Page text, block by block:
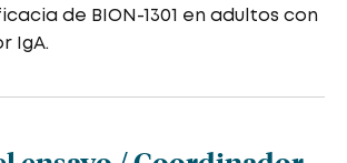
de BION-1301 en adultos con
IgA.